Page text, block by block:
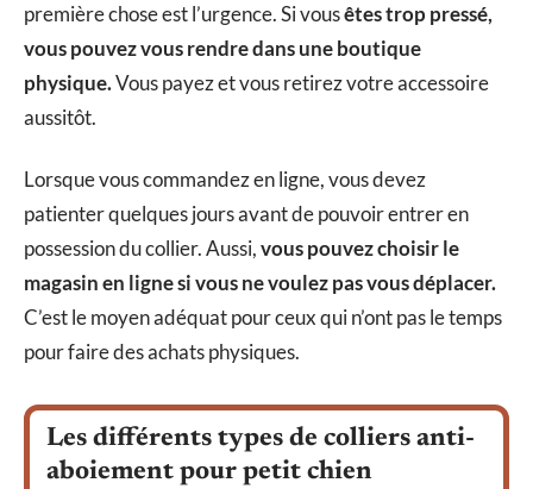
première chose est l’urgence. Si vousêtes trop pressé,
vous pouvez vous rendre dans une boutique
physique.Vous payez et vous retirez votre accessoire
aussitôt.
Lorsque vous commandez en ligne, vous devez
patienter quelques jours avant de pouvoir entrer en
possession du collier. Aussi,vous pouvez choisir le
magasin en ligne si vous ne voulez pas vous déplacer.
C’est le moyen adéquat pour ceux qui n’ont pas le temps
pour faire des achats physiques.
Les différents types de colliers anti-
aboiement pour petit chien